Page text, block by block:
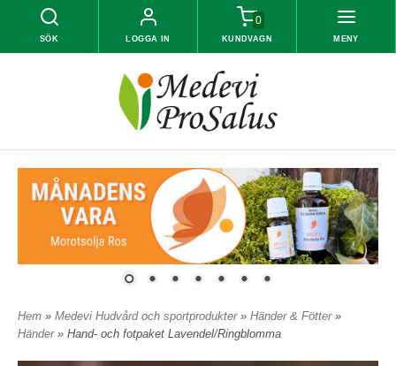
SÖK LOGGA IN
0
KUNDVAGN MENY
Hem » Medevi Hudvård och sportprodukter » Händer & Fötter »
Händer » Hand- och fotpaket Lavendel/Ringblomma